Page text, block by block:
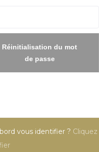
Réinitialisation du mot
de passe
vous identifier ?